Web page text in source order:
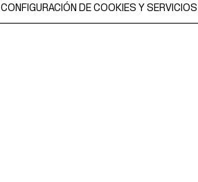
CONFIGURACIÓN DE COOKIES Y SERVICIOS